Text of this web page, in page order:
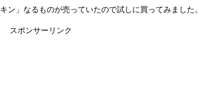
ン」なるものが売っていたので試しに買ってみました。
スポンサーリンク